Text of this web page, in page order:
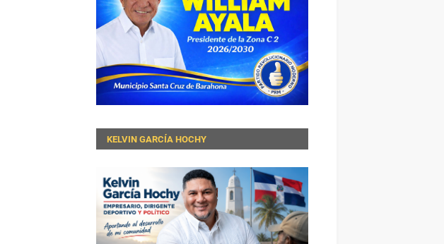
KELVIN GARCÍA HOCHY